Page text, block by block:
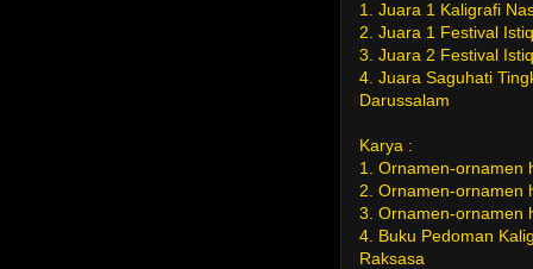
1. Juara 1 Kaligrafi
2. Juara 1 Festival
3. Juara 2 Festival
4. Juara Saguhati
Darussalam
Karya :
1. Ornamen-ornamen
2. Ornamen-ornamen
3. Ornamen-ornamen
4. Buku Pedoman
Raksasa